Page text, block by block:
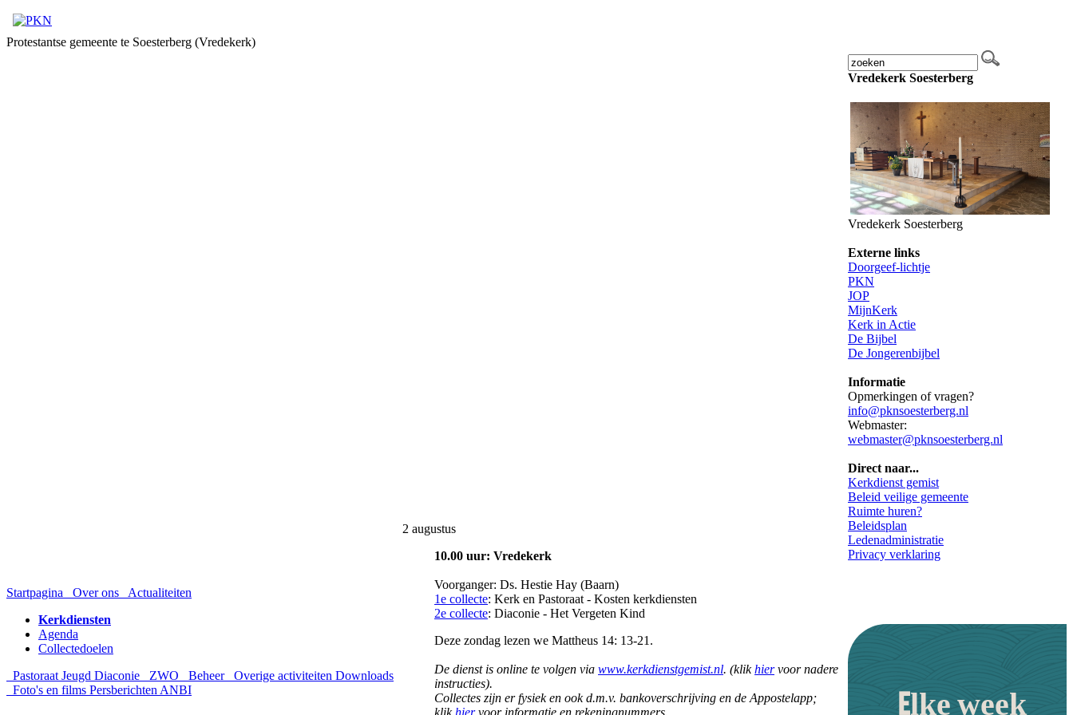
Protestantse gemeente te Soesterberg (Vredekerk)
Startpagina Over ons
Actualiteiten
Kerkdiensten
Agenda
Collectedoelen
Pastoraat Jeugd Diaconie ZWO Beheer Overige activiteiten Downloads
Foto's en films Persberichten ANBI
2 augustus
10.00 uur: Vredekerk
Voorganger: Ds. Hestie Hay (Baarn)
1e collecte: Kerk en Pastoraat - Kosten kerkdiensten
2e collecte: Diaconie - Het Vergeten Kind
Deze zondag lezen we Mattheus 14: 13-21.
De dienst is online te volgen via www.kerkdienstgemist.nl. (klikhiervoor nadere
instructies).
Collectes zijn er fysiek en ook d.m.v. bankoverschrijving en de Appostelapp;
klikhiervoor informatie en rekeningnummers.
Vredekerk Soesterberg
Vredekerk Soesterberg
Externe links
Doorgeef-lichtje
PKN
JOP
MijnKerk
Kerk in Actie
De Bijbel
De Jongerenbijbel
Informatie
Opmerkingen of vragen?
info@pknsoesterberg.nl
Webmaster:
webmaster@pknsoesterberg.nl
Direct naar...
Kerkdienst gemist
Beleid veilige gemeente
Ruimte huren?
Beleidsplan
Ledenadministratie
Privacy verklaring
Elke week